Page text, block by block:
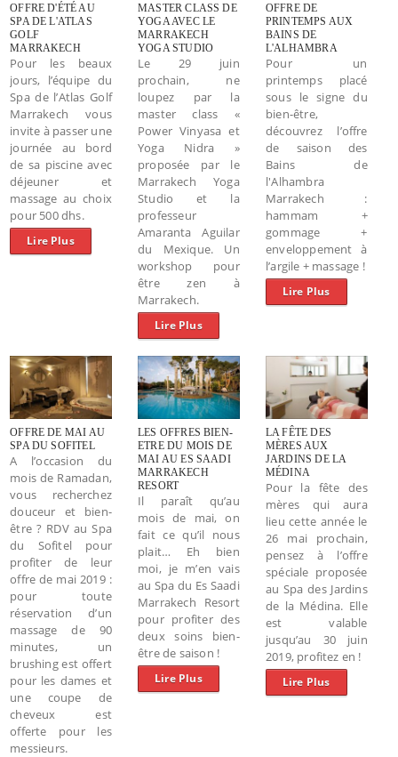
OFFRE D'ÉTÉ AU
SPA DE L'ATLAS
GOLF
MARRAKECH
Pour les beaux
jours, l’équipe du
Spa de l’Atlas Golf
Marrakech vous
invite à passer une
journée au bord
de sa piscine avec
déjeuner et
massage au choix
pour 500 dhs.
Lire Plus
MASTER CLASS DE
YOGA AVEC LE
MARRAKECH
YOGA STUDIO
Le 29 juin
prochain, ne
loupez par la
master class «
Power Vinyasa et
Yoga Nidra »
proposée par le
Marrakech Yoga
Studio et la
professeur
Amaranta Aguilar
du Mexique. Un
workshop pour
être zen à
Marrakech.
Lire Plus
OFFRE DE
PRINTEMPS AUX
BAINS DE
L'ALHAMBRA
Pour un
printemps placé
sous le signe du
bien-être,
découvrez l’offre
de saison des
Bains de
l'Alhambra
Marrakech :
hammam +
gommage +
enveloppement à
l’argile + massage !
Lire Plus
OFFRE DE MAI AU
SPA DU SOFITEL
A l’occasion du
mois de Ramadan,
vous recherchez
douceur et bien-
être ? RDV au Spa
du Sofitel pour
profiter de leur
offre de mai 2019 :
pour toute
réservation d’un
massage de 90
minutes, un
brushing est offert
pour les dames et
une coupe de
cheveux est
offerte pour les
messieurs.
LES OFFRES BIEN-
ETRE DU MOIS DE
MAI AU ES SAADI
MARRAKECH
RESORT
Il paraît qu’au
mois de mai, on
fait ce qu’il nous
plait… Eh bien
moi, je m’en vais
au Spa du Es Saadi
Marrakech Resort
pour profiter des
deux soins bien-
être de saison !
Lire Plus
LA FÊTE DES
MÈRES AUX
JARDINS DE LA
MÉDINA
Pour la fête des
mères qui aura
lieu cette année le
26 mai prochain,
pensez à l’offre
spéciale proposée
au Spa des Jardins
de la Médina. Elle
est valable
jusqu’au 30 juin
2019, profitez en !
Lire Plus